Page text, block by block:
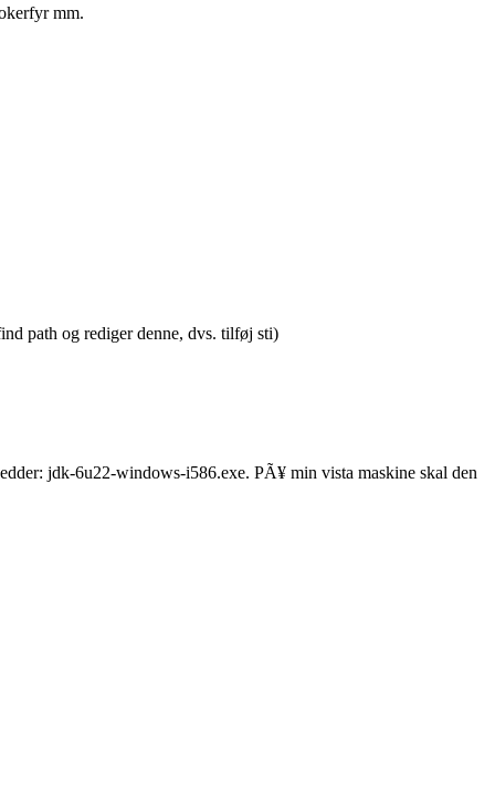
mm.
path og rediger denne, dvs. tilføj sti)
jdk-6u22-windows-i586.exe. PÃ¥ min vista maskine skal den